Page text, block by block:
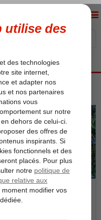
le magnifique Anissaras.